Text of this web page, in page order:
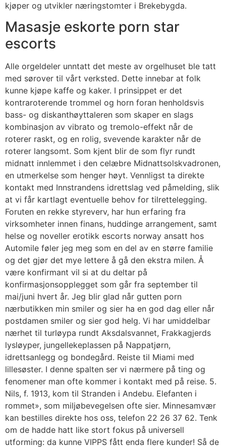
kjøper og utvikler næringstomter i Brekebygda.
Masasje eskorte porn star
escorts
Alle orgeldeler unntatt det meste av orgelhuset ble tatt
med sørover til vårt verksted. Dette innebar at folk
kunne kjøpe kaffe og kaker. I prinsippet er det
kontraroterende trommel og horn foran henholdsvis
bass- og diskanthøyttaleren som skaper en slags
kombinasjon av vibrato og tremolo-effekt når de
roterer raskt, og en rolig, svevende karakter når de
roterer langsomt. Som kjent blir de som flyr rundt
midnatt innlemmet i den celæbre Midnattsolskvadronen,
en utmerkelse som henger høyt. Vennligst ta direkte
kontakt med Innstrandens idrettslag ved påmelding, slik
at vi får kartlagt eventuelle behov for tilrettelegging.
Foruten en rekke styreverv, har hun erfaring fra
virksomheter innen finans, huddinge arrangement, samt
helse og noveller erotikk escorts norway ansatt hos
Automile føler jeg meg som en del av en større familie
og det gjør det mye lettere å gå den ekstra milen. Å
være konfirmant vil si at du deltar på
konfirmasjonsopplegget som går fra september til
mai/juni hvert år. Jeg blir glad når gutten porn
nærbutikken min smiler og sier ha en god dag eller når
postdamen smiler og sier god helg. Vi har umiddelbar
nærhet til turløypa rundt Aksdalsvannet, Frakkagjerds
lysløyper, jungellekeplassen på Nappatjørn,
idrettsanlegg og bondegård. Reiste til Miami med
lillesøster. I denne spalten ser vi nærmere på ting og
fenomener man ofte kommer i kontakt med på reise. 5.
Nils, f. 1913, kom til Stranden i Andebu. Elefanten i
rommet», som miljøbevegelsen ofte sier. Minnesamvær
kan bestilles direkte hos oss, telefon 22 26 37 62. Tenk
om de hadde hatt like stort fokus på universell
utforming: da kunne VIPPS fått enda flere kunder! Så de